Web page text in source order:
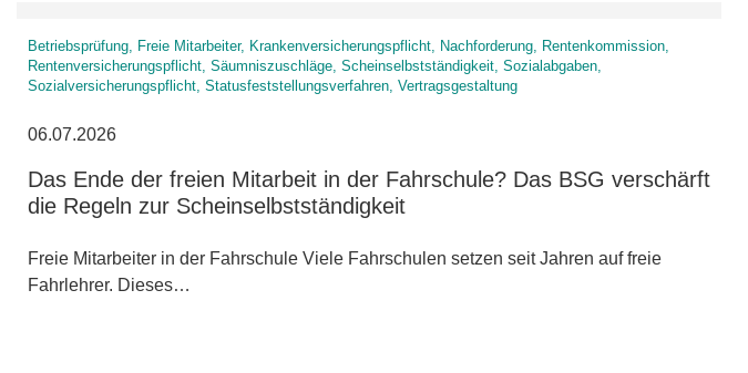
Betriebsprüfung, Freie Mitarbeiter, Krankenversicherungspflicht, Nachforderung, Rentenkommission,
Rentenversicherungspflicht, Säumniszuschläge, Scheinselbstständigkeit, Sozialabgaben,
Sozialversicherungspflicht, Statusfeststellungsverfahren, Vertragsgestaltung
06.07.2026
Das Ende der freien Mitarbeit in der Fahrschule? Das BSG verschärft
die Regeln zur Scheinselbstständigkeit
Freie Mitarbeiter in der Fahrschule Viele Fahrschulen setzen seit Jahren auf freie
Fahrlehrer. Dieses…